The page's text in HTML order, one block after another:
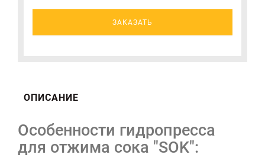
ЗАКАЗАТЬ
ОПИСАНИЕ
Особенности гидропресса
для отжима сока "SOK":